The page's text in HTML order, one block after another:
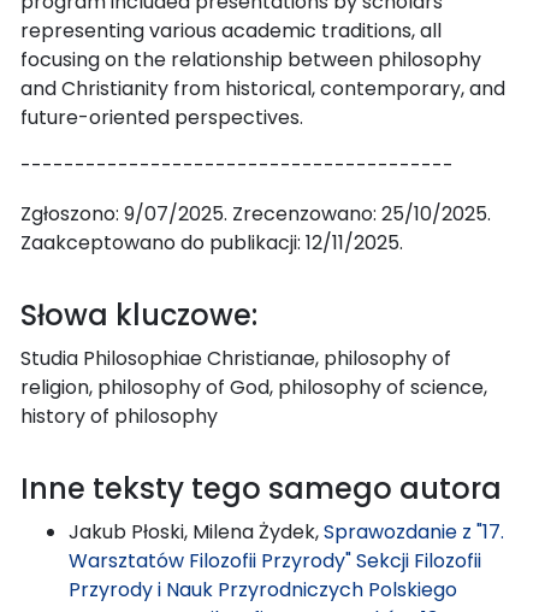
representing various academic traditions, all
focusing on the relationship between philosophy
and Christianity from historical, contemporary, and
future-oriented perspectives.
----------------------------------------
Zgłoszono: 9/07/2025. Zrecenzowano: 25/10/2025.
Zaakceptowano do publikacji: 12/11/2025.
Słowa kluczowe:
Studia Philosophiae Christianae, philosophy of
religion, philosophy of God, philosophy of science,
history of philosophy
Inne teksty tego samego autora
Jakub Płoski, Milena Żydek,Sprawozdanie z "17.
Warsztatów Filozofii Przyrody" Sekcji Filozofii
Przyrody i Nauk Przyrodniczych Polskiego